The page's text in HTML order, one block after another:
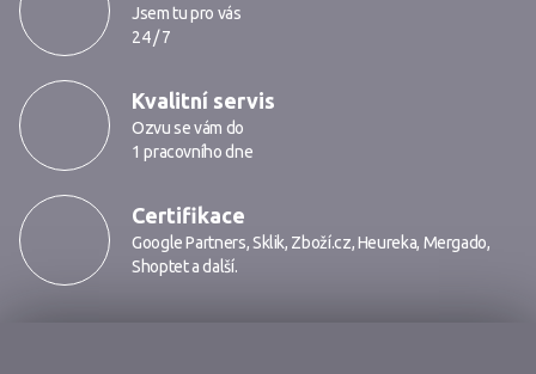
Jsem tu pro vás
24 / 7
Kvalitní servis
Ozvu se vám do
1 pracovního dne
Certifikace
Google Partners,Sklik, Zboží.cz,Heureka, Mergado,
Shopteta další.